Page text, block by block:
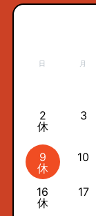
日 月
2
休
3
9
休
10
16
休
17